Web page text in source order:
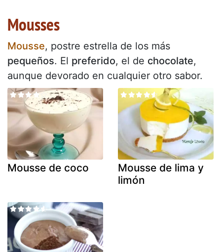
Mousses
Mousse, postre estrella de los más
pequeños. El preferido, el de chocolate,
aunque devorado en cualquier otro sabor.
Mousse de coco
Mousse de lima y
limón